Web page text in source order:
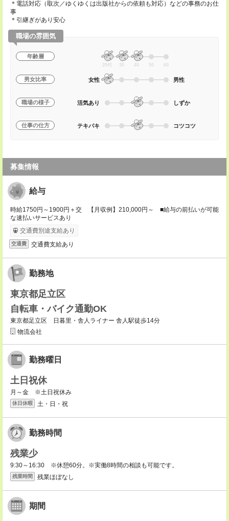
＊電話対応（取次／ゆくゆくは出版社からの依頼も対応）などの事務のお仕
事
＊引継ぎがあり安心
職場の雰囲気
年齢層
20代 30 40 50 60
男女比率 女性 男性
職場の様子 活気あり しずか
仕事の仕方 テキパキ コツコツ
募集情報
給与
時給1750円～1900円＋交 【月収例】210,000円～ ■給与の前払いが可能
な速払いサービスあり
交通費別途支給あり
交通費 交通費支給あり
勤務地
東京都足立区
自転車・バイク通勤OK
東京都足立区 日暮里・舎人ライナー 舎人駅徒歩14分
物流会社
勤務曜日
土日祝休
月～金 ※土日祝休み
休日休暇 土・日・祝
勤務時間
残業少
9:30～16:30 ※休憩60分。※実働8時間の相談も可能です。
残業時間 残業ほぼなし
期間